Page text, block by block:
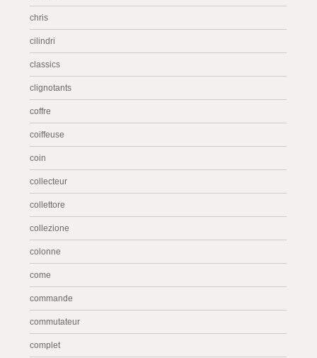
chris
cilindri
classics
clignotants
coffre
coiffeuse
coin
collecteur
collettore
collezione
colonne
come
commande
commutateur
complet